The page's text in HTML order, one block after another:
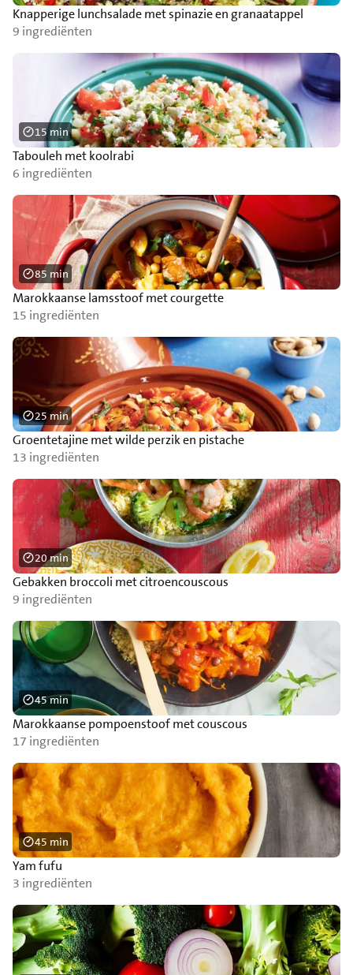
Knapperige lunchsalade met spinazie en granaatappel
9 ingrediënten
Tabouleh met koolrabi
6 ingrediënten
15 min
Marokkaanse lamsstoof met courgette
15 ingrediënten
85 min
Groentetajine met wilde perzik en pistache
13 ingrediënten
25 min
Gebakken broccoli met citroencouscous
9 ingrediënten
20 min
Marokkaanse pompoenstoof met couscous
17 ingrediënten
45 min
Yam fufu
3 ingrediënten
45 min